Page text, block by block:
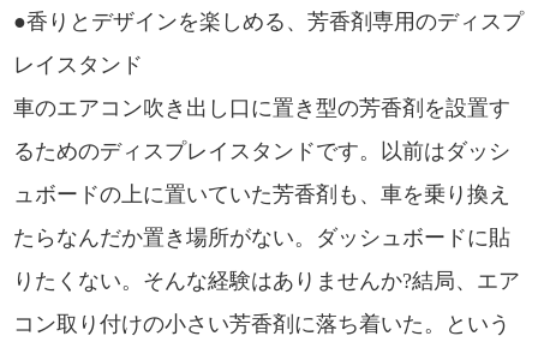
●香りとデザインを楽しめる、芳香剤専用のディスプ
レイスタンド
車のエアコン吹き出し口に置き型の芳香剤を設置す
るためのディスプレイスタンドです。以前はダッシ
ュボードの上に置いていた芳香剤も、車を乗り換え
たらなんだか置き場所がない。ダッシュボードに貼
りたくない。そんな経験はありませんか?結局、エア
コン取り付けの小さい芳香剤に落ち着いた。という